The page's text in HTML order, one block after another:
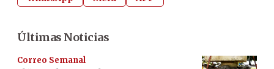
Últimas Noticias
Correo Semanal